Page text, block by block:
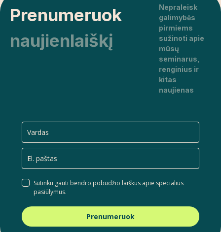
Prenumeruok
naujienlaiškį
Nepraleisk
galimybės
pirmiems
sužinoti apie
mūsų
seminarus,
renginius ir
kitas
naujienas
Sutinku gauti bendro pobūdžio laiškus apie specialius
pasiūlymus.
Prenumeruok